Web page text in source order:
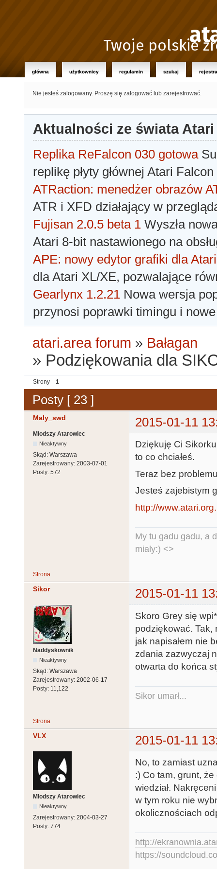
Twoje polskie
główna użytkownicy regulamin szukaj
Nie jesteś zalogowany. Proszę się zalogować lub zarejestrować.
Aktualności ze świata Atari
Replika ReFalcon 030 gotowa
replikę płyty głównej Atari
ATRaction: menedżer obrazów
ATR i XFD działający w
Fujisan 2.0.5 beta 1 Wyszła
Atari 8-bit nastawionego na
APE: nowy edytor grafiki dla Atari
dla Atari XL/XE, pozwalające
Gearlynx 1.2.21 Nowa wersja
przynosi poprawki timingu i
atari.area forum » Bałagan
» Podziękowania dla
Strony 1
Posty [ 23 ]
Maly_swd 2015-01-11
Młodszy Atarowiec
Nieaktywny
Skąd: Warszawa
Zarejestrowany: 2003-07-01
Posty: 572
Dziękuję Ci
to co chciałeś.
Teraz bez
Jesteś zajebistym
http://
My tu gadu gadu, a
mialy:) <>
Strona
Sikor 2015-01-11
Naddyskownik
Nieaktywny
Skąd: Warszawa
Zarejestrowany: 2002-06-17
Posty: 11,122
Skoro Grey się
podziękować. Tak,
jak napisałem nie
zdania zazwyczaj
otwarta do końca
Sikor umarł...
Strona
VLX 2015-01-11
Młodszy Atarowiec
Nieaktywny
Zarejestrowany: 2004-03-27
Posty: 774
No, to zamiast
:) Co tam, grunt,
wiedział.
w tym roku nie
okolicznościach
http://
https://